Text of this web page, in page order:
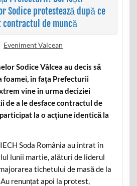
Sodice protestează după ce
contractul de muncă
Eveniment Valcean
Sodice Vâlcea au decis să
foamei, în fața Prefecturii
vine în urma deciziei
de a le desface contractul de
la o acțiune identică la
Soda România au intrat în
lunii martie, alături de liderul
tichetului de masă de la
renunțat apoi la protest,